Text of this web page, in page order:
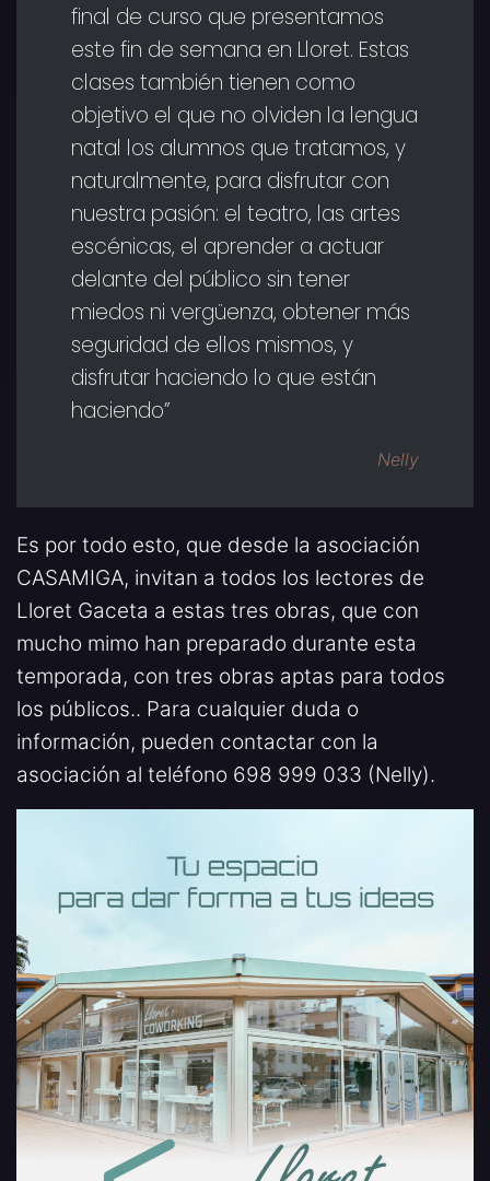
final de curso que presentamos
este fin de semana en Lloret. Estas
clases también tienen como
objetivo el que no olviden la lengua
natal los alumnos que tratamos, y
naturalmente, para disfrutar con
nuestra pasión: el teatro, las artes
escénicas, el aprender a actuar
delante del público sin tener
miedos ni vergüenza, obtener más
seguridad de ellos mismos, y
disfrutar haciendo lo que están
haciendo”
Nelly
Es por todo esto, que desde la asociación
CASAMIGA, invitan a todos los lectores de
Lloret Gaceta a estas tres obras, que con
mucho mimo han preparado durante esta
temporada, con tres obras aptas para todos
los públicos.. Para cualquier duda o
información, pueden contactar con la
asociación al teléfono 698 999 033 (Nelly).